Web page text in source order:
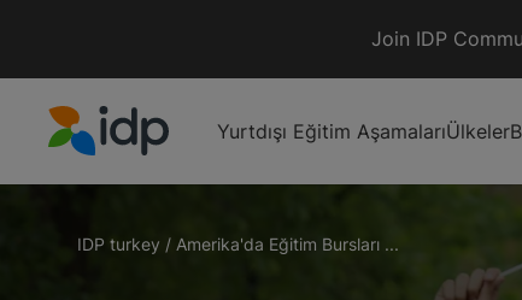
Join IDP
Yurtdışı Eğitim AşamalarıÜlkeler
IDP turkey / Amerika'da Eğitim Bursları ...